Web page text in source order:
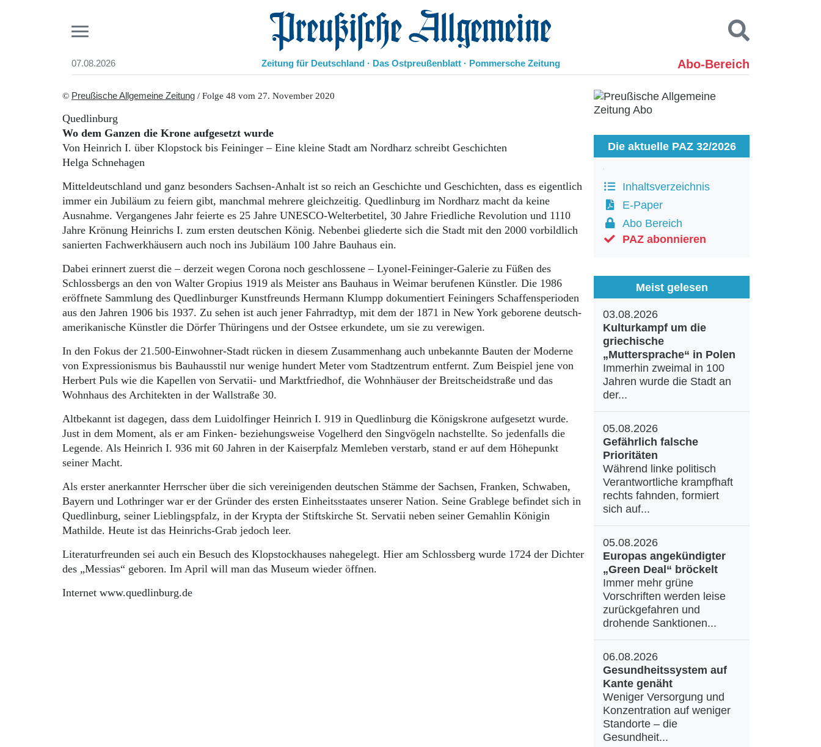
07.08.2026 Preußische Allgemeine Zeitung
Zeitung für Deutschland · Das Ostpreußenblatt · Pommersche Zeitung Abo-Bereich
Start
Aktuelle Ausgabe
Abonnenten-Login
Abonnent werden
Abo Prämien
Mediadaten
Gesellschaft
Ostpreußen
Pommern
Berlin-Brandenburg
Schlesien
Danzig und Westpreußen
Kontakt
Suchen und finden
© Preußische Allgemeine Zeitung / Folge 48 vom 27. November 2020
Quedlinburg
Wo dem Ganzen die Krone aufgesetzt wurde
Von Heinrich I. über Klopstock bis Feininger – Eine kleine Stadt am Nordharz schreibt Geschichten
Helga Schnehagen
Mitteldeutschland und ganz besonders Sachsen-Anhalt ist so reich an Geschichte und Geschichten, dass es eigentlich
immer ein Jubiläum zu feiern gibt, manchmal mehrere gleichzeitig. Quedlinburg im Nordharz macht da keine
Ausnahme. Vergangenes Jahr feierte es 25 Jahre UNESCO-Welterbetitel, 30 Jahre Friedliche Revolution und 1110
Jahre Krönung Heinrichs I. zum ersten deutschen König. Nebenbei gliederte sich die Stadt mit den 2000 vorbildlich
sanierten Fachwerkhäusern auch noch ins Jubiläum 100 Jahre Bauhaus ein.
Dabei erinnert zuerst die – derzeit wegen Corona noch geschlossene – Lyonel-Feininger-Galerie zu Füßen des
Schlossbergs an den von Walter Gropius 1919 als Meister ans Bauhaus in Weimar berufenen Künstler. Die 1986
eröffnete Sammlung des Quedlinburger Kunstfreunds Hermann Klumpp dokumentiert Feiningers Schaffensperioden
aus den Jahren 1906 bis 1937. Zu sehen ist auch jener Fahrradtyp, mit dem der 1871 in New York geborene deutsch-
amerikanische Künstler die Dörfer Thüringens und der Ostsee erkundete, um sie zu verewigen.
In den Fokus der 21.500-Einwohner-Stadt rücken in diesem Zusammenhang auch unbekannte Bauten der Moderne
von Expressionismus bis Bauhausstil nur wenige hundert Meter vom Stadtzentrum entfernt. Zum Beispiel jene von
Herbert Puls wie die Kapellen von Servatii- und Marktfriedhof, die Wohnhäuser der Breitscheidstraße und das
Wohnhaus des Architekten in der Wallstraße 30.
Altbekannt ist dagegen, dass dem Luidolfinger Heinrich I. 919 in Quedlinburg die Königskrone aufgesetzt wurde.
Just in dem Moment, als er am Finken- beziehungsweise Vogelherd den Singvögeln nachstellte. So jedenfalls die
Legende. Als Heinrich I. 936 mit 60 Jahren in der Kaiserpfalz Memleben verstarb, stand er auf dem Höhepunkt
seiner Macht.
Als erster anerkannter Herrscher über die sich vereinigenden deutschen Stämme der Sachsen, Franken, Schwaben,
Bayern und Lothringer war er der Gründer des ersten Einheitsstaates unserer Nation. Seine Grablege befindet sich in
Quedlinburg, seiner Lieblingspfalz, in der Krypta der Stiftskirche St. Servatii neben seiner Gemahlin Königin
Mathilde. Heute ist das Heinrichs-Grab jedoch leer.
Literaturfreunden sei auch ein Besuch des Klopstockhauses nahegelegt. Hier am Schlossberg wurde 1724 der Dichter
des „Messias“ geboren. Im April will man das Museum wieder öffnen.
Internet www.quedlinburg.de
Die aktuelle PAZ 32/2026
Inhaltsverzeichnis
E-Paper
Abo Bereich
PAZ abonnieren
Meist gelesen
03.08.2026
Kulturkampf um die
griechische
„Muttersprache“ in Polen
Immerhin zweimal in 100
Jahren wurde die Stadt an
der...
05.08.2026
Gefährlich falsche
Prioritäten
Während linke politisch
Verantwortliche krampfhaft
rechts fahnden, formiert
sich auf...
05.08.2026
Europas angekündigter
„Green Deal“ bröckelt
Immer mehr grüne
Vorschriften werden leise
zurückgefahren und
drohende Sanktionen...
06.08.2026
Gesundheitssystem auf
Kante genäht
Weniger Versorgung und
Konzentration auf weniger
Standorte – die
Gesundheit...